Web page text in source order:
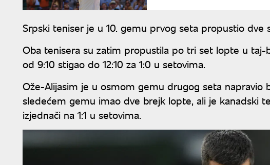
Srpski teniser je u 10. gemu prvog seta propustio dve
Oba tenisera su zatim propustila po tri set lopte u taj-
od 9:10 stigao do 12:10 za 1:0 u setovima.
Ože-Alijasim je u osmom gemu drugog seta napravio
sledećem gemu imao dve brejk lopte, ali je kanadski
izjednači na 1:1 u setovima.